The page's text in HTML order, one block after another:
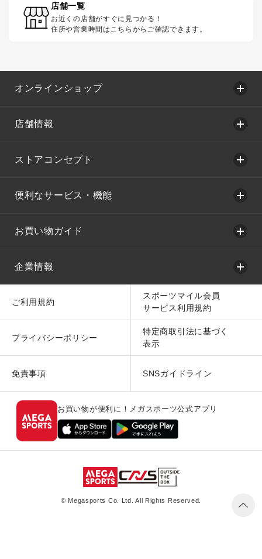
店舗一覧
お近くの店舗がすぐに見つかる！
住所や営業時間はこちらからご確認できます。
オンラインショップ
店舗情報
ストアコンセプト
便利なサービス・機能
お買い物ガイド
企業情報
ご利用規約
スポーツマイル会員
サービス利用規約
プライバシーポリシー
特定商取引法に基づく
表示
免責事項 SNSガイドライン
お買い物が便利に！メガスポーツ公式アプリ
© Megasports Co. Ltd. All Rights Reserved.